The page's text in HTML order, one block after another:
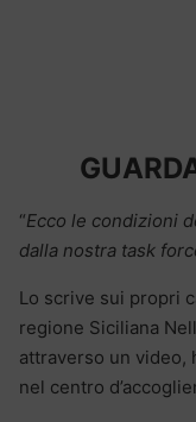
“Ecco le condizioni
dalla nostra task
Lo scrive sui propri
regione Siciliana
attraverso un video,
nel centro